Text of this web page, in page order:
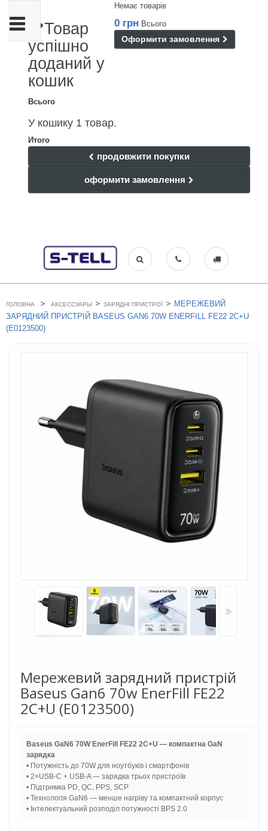
Немає товарів
0 грн Всього
Оформити замовлення
Товар
успішно
доданий у
кошик
Всього
У кошику 1 товар.
Итого
продовжити покупки
оформити замовлення
Toggle
navigation
ГОЛОВНА > АКСЕССУАРЫ > ЗАРЯДНІ ПРИСТРОЇ > МЕРЕЖЕВИЙ
ЗАРЯДНИЙ ПРИСТРІЙ BASEUS GAN6 70W ENERFILL FE22 2C+U
(E0123500)
Мережевий зарядний пристрій
Baseus Gan6 70w EnerFill FE22
2C+U (E0123500)
Baseus GaN6 70W EnerFill FE22 2C+U — компактна GaN
зарядка
• Потужність до 70W для ноутбуків і смартфонів
• 2×USB-C + USB-A — зарядка трьох пристроїв
• Підтримка PD, QC, PPS, SCP
• Технологія GaN6 — менше нагріву та компактний корпус
• Інтелектуальний розподіл потужності BPS 2.0